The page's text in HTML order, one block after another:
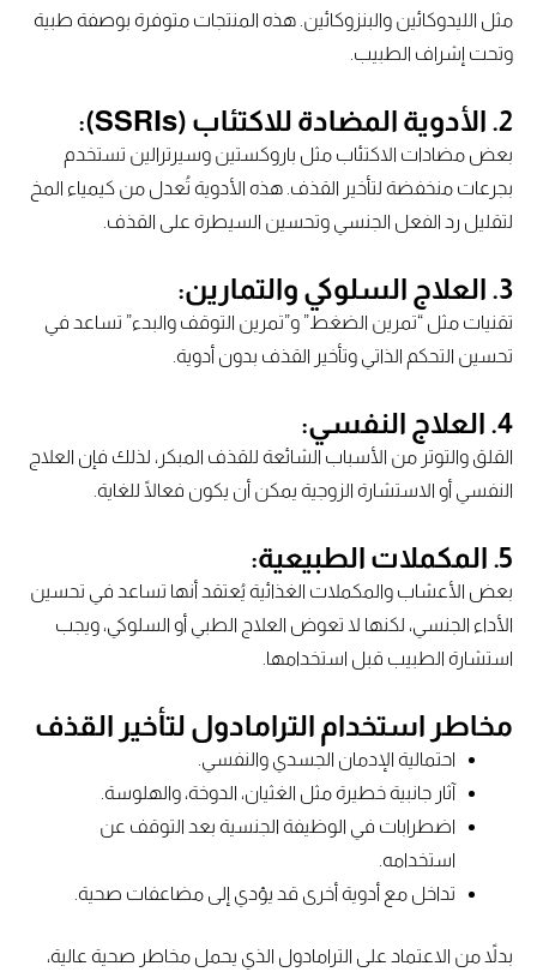
مثل الليدوكائين والبنزوكائين. هذه المنتجات متوفرة بوصفة طبية
وتحت إشراف الطبيب.
2. الأدوية المضادة للاكتئاب (SSRIs):
بعض مضادات الاكتئاب مثل باروكستين وسيرترالين تستخدم
بجرعات منخفضة لتأخير القذف. هذه الأدوية تُعدل من كيمياء المخ
لتقليل رد الفعل الجنسي وتحسين السيطرة على القذف.
3. العلاج السلوكي والتمارين:
تقنيات مثل “تمرين الضغط” و”تمرين التوقف والبدء” تساعد في
تحسين التحكم الذاتي وتأخير القذف بدون أدوية.
4. العلاج النفسي:
القلق والتوتر من الأسباب الشائعة للقذف المبكر، لذلك فإن العلاج
النفسي أو الاستشارة الزوجية يمكن أن يكون فعالًا للغاية.
5. المكملات الطبيعية:
بعض الأعشاب والمكملات الغذائية يُعتقد أنها تساعد في تحسين
الأداء الجنسي، لكنها لا تعوض العلاج الطبي أو السلوكي، ويجب
استشارة الطبيب قبل استخدامها.
مخاطر استخدام الترامادول لتأخير القذف
احتمالية الإدمان الجسدي والنفسي.
آثار جانبية خطيرة مثل الغثيان، الدوخة، والهلوسة.
اضطرابات في الوظيفة الجنسية بعد التوقف عن
استخدامه.
تداخل مع أدوية أخرى قد يؤدي إلى مضاعفات صحية.
بدلاً من الاعتماد على الترامادول الذي يحمل مخاطر صحية عالية،